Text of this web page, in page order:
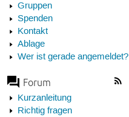
Gruppen
Spenden
Kontakt
Ablage
Wer ist gerade angemeldet?
Forum
Kurzanleitung
Richtig fragen